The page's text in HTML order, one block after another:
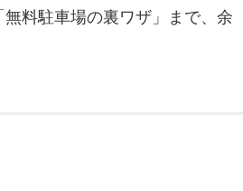
料駐車場の裏ワザ」まで、余